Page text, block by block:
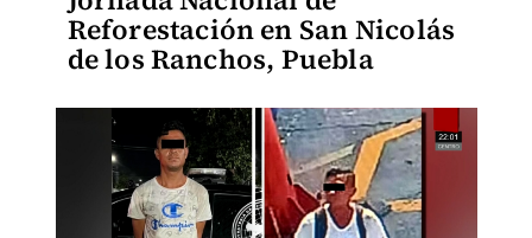
Reforestación en San Nicolás
de los Ranchos, Puebla